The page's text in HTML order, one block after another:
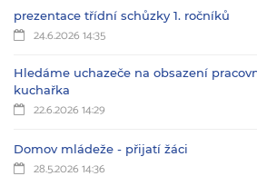
prezentace třídní schůzky 1. ročníků
24.6.2026 14:35
Hledáme uchazeče na obsazení
kuchařka
22.6.2026 14:29
Domov mládeže - přijatí žáci
28.5.2026 14:36